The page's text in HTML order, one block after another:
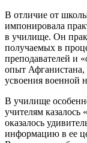
В отличие от
импонировала
в училище. Он
получаемых в
преподавателей и
опыт Афганистана,
усвоения военной
В училище
учителям казалось
оказалось
информацию в ее